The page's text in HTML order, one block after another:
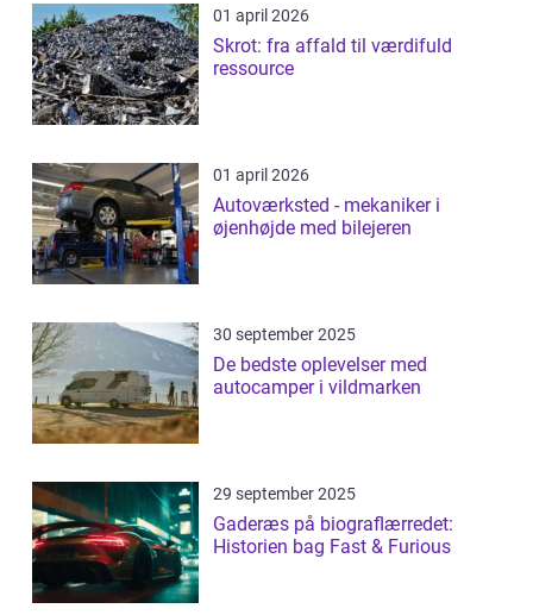
01 april 2026
Skrot: fra affald til værdifuld
ressource
01 april 2026
Autoværksted - mekaniker i
øjenhøjde med bilejeren
30 september 2025
De bedste oplevelser med
autocamper i vildmarken
29 september 2025
Gaderæs på biograflærredet:
Historien bag Fast & Furious